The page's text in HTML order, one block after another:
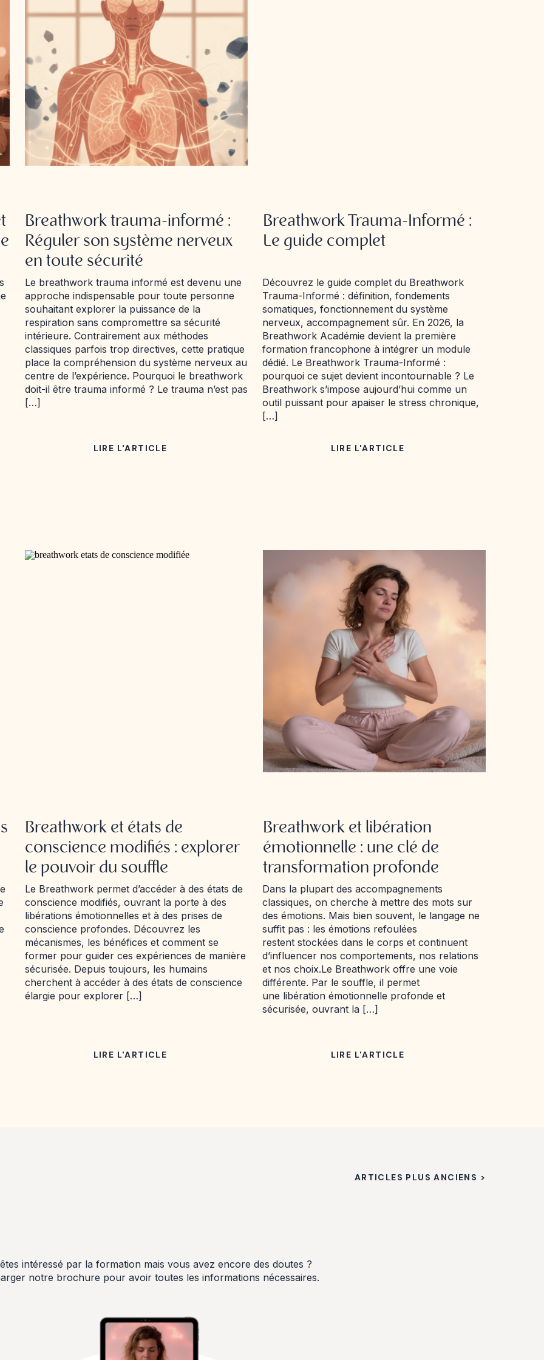
Breathwork trauma-informé :
Réguler son système nerveux
en toute sécurité
LIRE L'ARTICLE
Le breathwork trauma informé est devenu une
approche indispensable pour toute personne
souhaitant explorer la puissance de la
respiration sans compromettre sa sécurité
intérieure. Contrairement aux méthodes
classiques parfois trop directives, cette pratique
place la compréhension du système nerveux au
centre de l’expérience. Pourquoi le breathwork
doit-il être trauma informé ? Le trauma n’est pas
[…]
Breathwork Trauma-Informé :
Le guide complet
LIRE L'ARTICLE
Découvrez le guide complet du Breathwork
Trauma-Informé : définition, fondements
somatiques, fonctionnement du système
nerveux, accompagnement sûr. En 2026, la
Breathwork Académie devient la première
formation francophone à intégrer un module
dédié. Le Breathwork Trauma-Informé :
pourquoi ce sujet devient incontournable ? Le
Breathwork s’impose aujourd’hui comme un
outil puissant pour apaiser le stress chronique,
[…]
Breathwork et états de
conscience modifiés : explorer
le pouvoir du souffle
LIRE L'ARTICLE
Le Breathwork permet d’accéder à des états de
conscience modifiés, ouvrant la porte à des
libérations émotionnelles et à des prises de
conscience profondes. Découvrez les
mécanismes, les bénéfices et comment se
former pour guider ces expériences de manière
sécurisée. Depuis toujours, les humains
cherchent à accéder à des états de conscience
élargie pour explorer […]
Breathwork et libération
émotionnelle : une clé de
transformation profonde
LIRE L'ARTICLE
Dans la plupart des accompagnements
classiques, on cherche à mettre des mots sur
des émotions. Mais bien souvent, le langage ne
suffit pas : les émotions refoulées
restent stockées dans le corps et continuent
d’influencer nos comportements, nos relations
et nos choix.Le Breathwork offre une voie
différente. Par le souffle, il permet
une libération émotionnelle profonde et
sécurisée, ouvrant la […]
ARTICLES PLUS ANCIENS >
intéressé par la formation mais vous avez encore des doutes ?
notre brochure pour avoir toutes les informations nécessaires.